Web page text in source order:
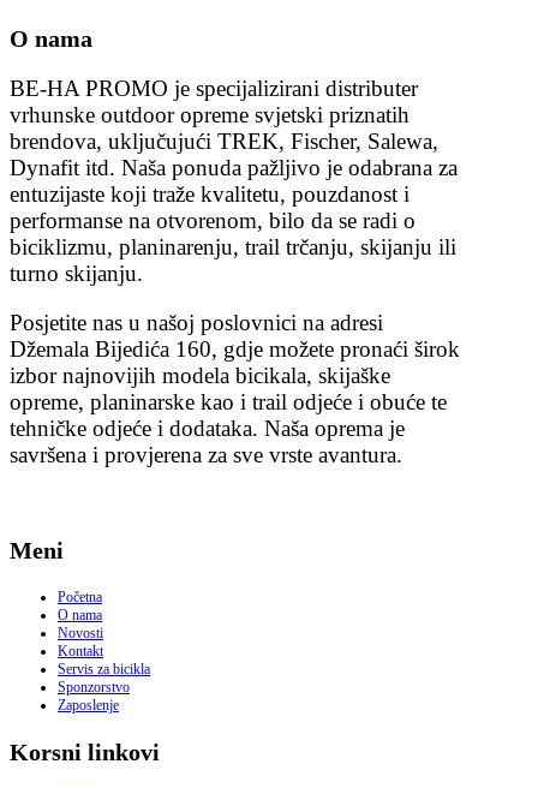
O nama
BE-HA PROMO je specijalizirani distributer
vrhunske outdoor opreme svjetski priznatih
brendova, uključujući TREK, Fischer, Salewa,
Dynafit itd. Naša ponuda pažljivo je odabrana za
entuzijaste koji traže kvalitetu, pouzdanost i
performanse na otvorenom, bilo da se radi o
biciklizmu, planinarenju, trail trčanju, skijanju ili
turno skijanju.
Posjetite nas u našoj poslovnici na adresi
Džemala Bijedića 160, gdje možete pronaći širok
izbor najnovijih modela bicikala, skijaške
opreme, planinarske kao i trail odjeće i obuće te
tehničke odjeće i dodataka. Naša oprema je
savršena i provjerena za sve vrste avantura.
Meni
Početna
O nama
Novosti
Kontakt
Servis za bicikla
Sponzorstvo
Zaposlenje
Korsni linkovi